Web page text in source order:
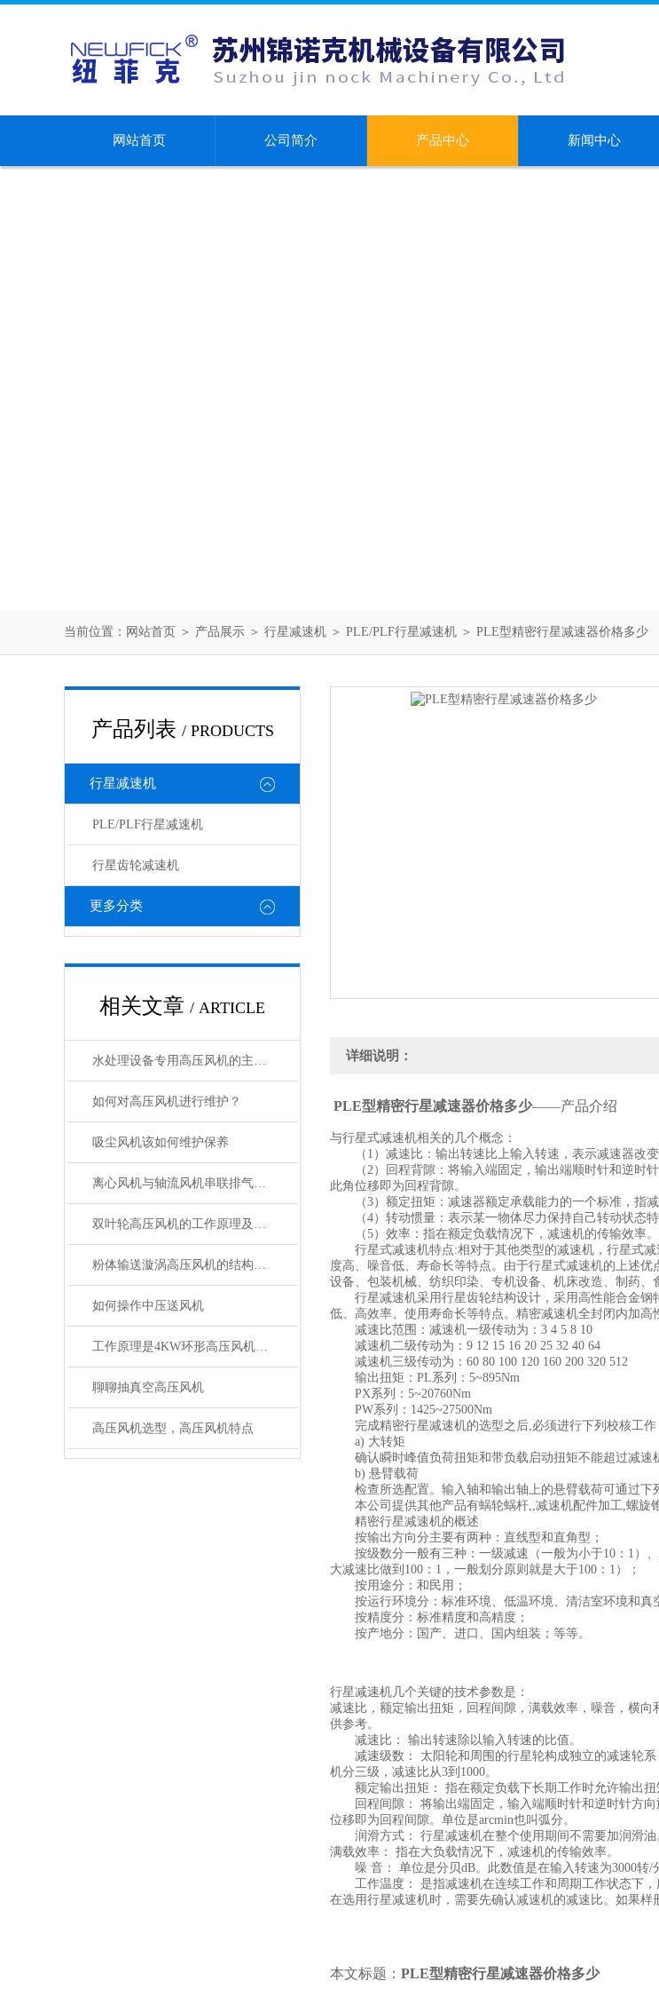
网站首页 公司简介 产品中心 新闻中心
当前位置： 网站首页 ＞ 产品展示 ＞ 行星减速机 ＞ PLE/PLF行星减速机 ＞ PLE型精密行星减速器价格多少
产品列表 / PRODUCTS
行星减速机
PLE/PLF行星减速机
行星齿轮减速机
更多分类
相关文章 / ARTICLE
水处理设备专用高压风机的主要组成部分
如何对高压风机进行维护？
吸尘风机该如何维护保养
离心风机与轴流风机串联排气特性试验
双叶轮高压风机的工作原理及特点
粉体输送漩涡高压风机的结构特点及原理
如何操作中压送风机
工作原理是4KW环形高压风机的的入门知识点
聊聊抽真空高压风机
高压风机选型，高压风机特点
详细说明：
PLE型精密行星减速器价格多少——产品介绍
与行星式减速机相关的几个概念：
（1）减速比：输出转速比上输入转速，表示减速器改变
（2）回程背隙：将输入端固定，输出端顺时针和逆时针
此角位移即为回程背隙。
（3）额定扭矩：减速器额定承载能力的一个标准，指减
（4）转动惯量：表示某一物体尽力保持自己转动状态特
（5）效率：指在额定负载情况下，减速机的传输效率。
行星式减速机特点:相对于其他类型的减速机，行星式减
度高、噪音低、寿命长等特点。由于行星式减速机的上述
设备、包装机械、纺织印染、专机设备、机床改造、制药、
行星减速机采用行星齿轮结构设计，采用高性能合金钢
低、高效率、使用寿命长等特点。精密减速机全封闭内加高
减速比范围：减速机一级传动为：3 4 5 8 10
减速机二级传动为：9 12 15 16 20 25 32 40 64
减速机三级传动为：60 80 100 120 160 200 320 512
输出扭矩：PL系列：5~895Nm
PX系列：5~20760Nm
PW系列：1425~27500Nm
完成精密行星减速机的选型之后,必须进行下列校核工作
a) 大转矩
确认瞬时峰值负荷扭矩和带负载启动扭矩不能超过减速
b) 悬臂载荷
检查所选配置。输入轴和输出轴上的悬臂载荷可通过下
本公司提供其他产品有蜗轮蜗杆,,减速机配件加工,螺旋锥
精密行星减速机的概述
按输出方向分主要有两种：直线型和直角型；
按级数分一般有三种：一级减速（一般为小于10：1）、
大减速比做到100：1，一般划分原则就是大于100：1）；
按用途分：和民用；
按运行环境分：标准环境、低温环境、清洁室环境和真
按精度分：标准精度和高精度；
按产地分：国产、进口、国内组装；等等。
行星减速机几个关键的技术参数是：
减速比，额定输出扭矩，回程间隙，满载效率，噪音，横
供参考。
减速比： 输出转速除以输入转速的比值。
减速级数： 太阳轮和周围的行星轮构成独立的减速轮系
机分三级，减速比从3到1000。
额定输出扭矩： 指在额定负载下长期工作时允许输出扭
回程间隙： 将输出端固定，输入端顺时针和逆时针方向
位移即为回程间隙。单位是arcmin也叫弧分。
润滑方式： 行星减速机在整个使用期间不需要加润滑油
满载效率： 指在大负载情况下，减速机的传输效率。
噪 音： 单位是分贝dB。此数值是在输入转速为3000转/
工作温度： 是指减速机在连续工作和周期工作状态下，
在选用行星减速机时，需要先确认减速机的减速比。如果样
本文标题： PLE型精密行星减速器价格多少